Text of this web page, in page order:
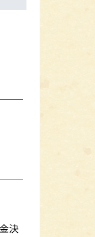
決